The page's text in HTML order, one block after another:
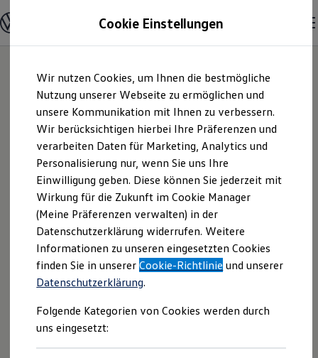
Hauptinhalt
springen
Footer
springen
Modelle und Konfigurator
Konfigurator
Modelle vergleichen
Elektroautos
ENERGY Sondermodelle
Nutzfahrzeuge
SUV und CUV
Familienautos
Kombis
Kompaktwagen
Sportwagen
Schnell verfügbare Fahrzeuge
Angebote und Produkte
Aktuelle Angebote
E-Auto-Förderung
Volkswagen Marktplatz
Die ENERGY Sondermodelle
Junge Gebrauchtwagen und Gebrauchtwagen
Volkswagen Zertifizierte Gebrauchtwagen
Elektromobilität bei Gebrauchtwagen
Saisonangebote
Reifenpakete
Leasing
Leasing-Angebote
Schröder Team Verl
GmbH & Co. KG |
Impressum &
Rechtliches
Hier finden Sie Informationen über uns
(Schröder Team Verl GmbH & Co. KG) als
verantwortlichen Anbieter von Inhalten
und Angeboten, die auf dieser Website
Cookie Einstellungen
Wir nutzen Cookies, um Ihnen die bestmögliche
Nutzung unserer Webseite zu ermöglichen und
unsere Kommunikation mit Ihnen zu verbessern.
Wir berücksichtigen hierbei Ihre Präferenzen und
verarbeiten Daten für Marketing, Analytics und
Personalisierung nur, wenn Sie uns Ihre
Einwilligung geben. Diese können Sie jederzeit mit
Wirkung für die Zukunft im Cookie Manager
(Meine Präferenzen verwalten) in der
Datenschutzerklärung widerrufen. Weitere
Informationen zu unseren eingesetzten Cookies
finden Sie in unsererCookie-Richtlinie und unserer
Datenschutzerklärung.
Folgende Kategorien von Cookies werden durch
uns eingesetzt: